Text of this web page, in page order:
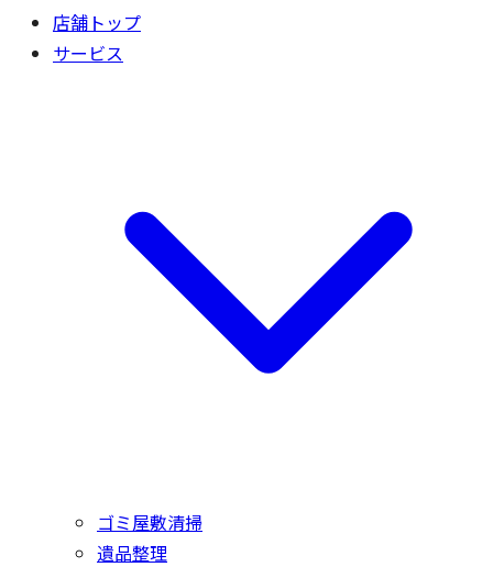
店舗トップ
サービス
ゴミ屋敷清掃
遺品整理